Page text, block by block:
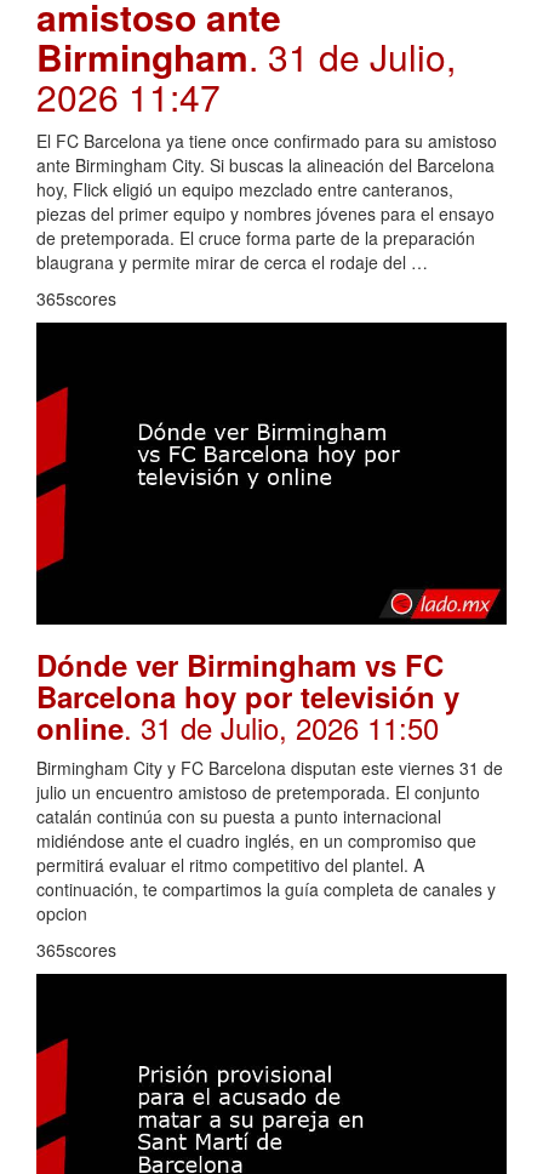
amistoso ante
Birmingham. 31 de Julio,
2026 11:47
El FC Barcelona ya tiene once confirmado para su amistoso
ante Birmingham City. Si buscas la alineación del Barcelona
hoy, Flick eligió un equipo mezclado entre canteranos,
piezas del primer equipo y nombres jóvenes para el ensayo
de pretemporada. El cruce forma parte de la preparación
blaugrana y permite mirar de cerca el rodaje del …
365scores
Dónde ver Birmingham vs FC
Barcelona hoy por televisión y
online. 31 de Julio, 2026 11:50
Birmingham City y FC Barcelona disputan este viernes 31 de
julio un encuentro amistoso de pretemporada. El conjunto
catalán continúa con su puesta a punto internacional
midiéndose ante el cuadro inglés, en un compromiso que
permitirá evaluar el ritmo competitivo del plantel. A
continuación, te compartimos la guía completa de canales y
opcion
365scores